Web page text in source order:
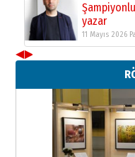
yazar
11 Mayıs 2026
Neşat YALÇIN
Paranın Aile
03 Ağustos 2026 Pazartesi
Yıldırım
HAVVA’NIN
◀▶